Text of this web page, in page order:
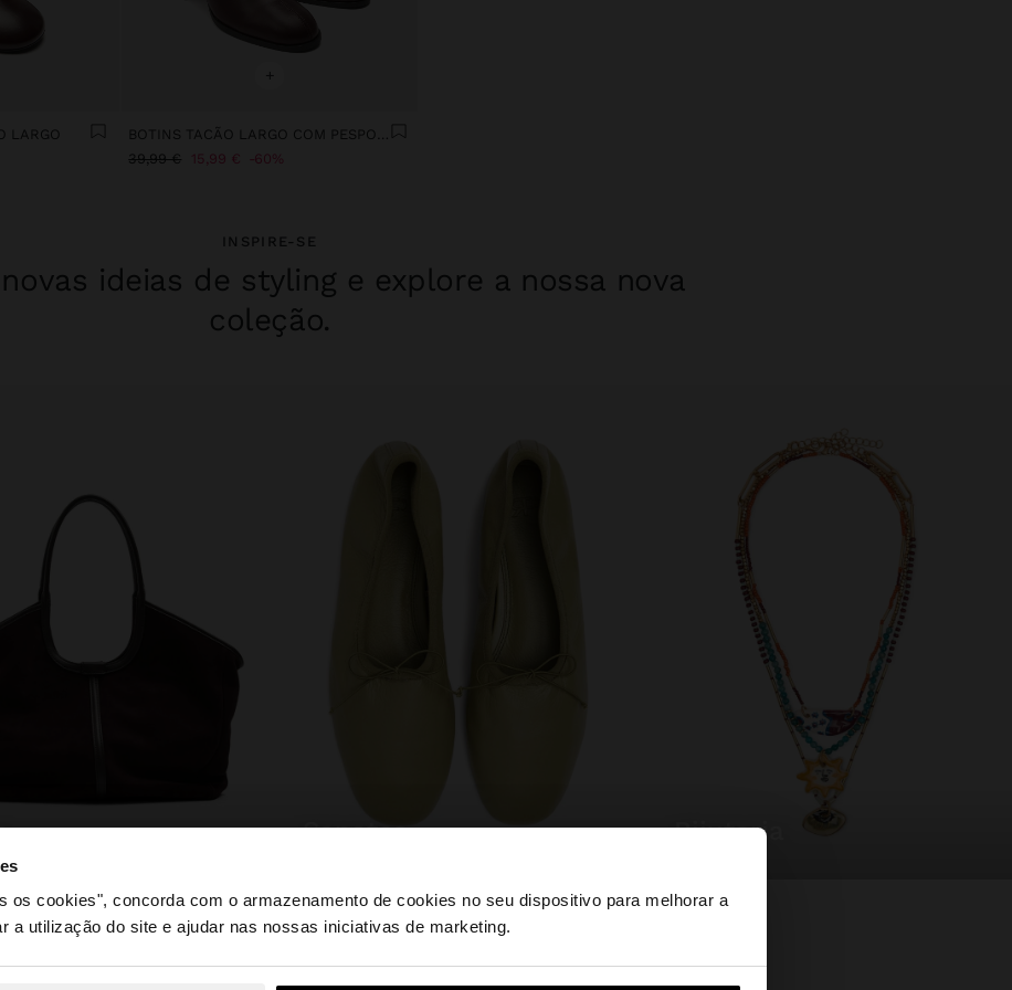
os cookies", concorda com o armazenamento de cookies no seu dispositivo para melhorar a
a utilização do site e ajudar nas nossas iniciativas de marketing.
a partir de Portugal. Deseja navegar no nosso site United States?
LARGO
+
BOTINS TACÃO LARGO COM PESPONTOS
39,99 € 15,99 € 60%
INSPIRE-SE
ideias de styling e explore a nossa nova
coleção.
sapatos bijuteria
PODERÁ INTERESSAR-LHE